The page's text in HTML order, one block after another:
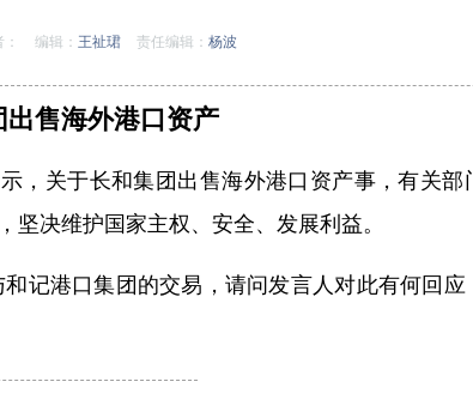
编辑： 王祉珺 责任编辑： 杨波
售海外港口资产
，关于长和集团出售海外港口资产事，有关部
决维护国家主权、安全、发展利益。
记港口集团的交易，请问发言人对此有何回